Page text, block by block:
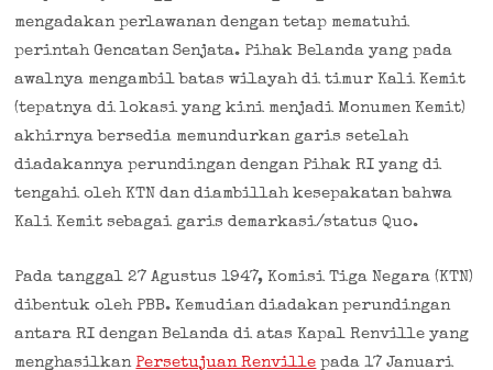
mengadakan perlawanan dengan tetap mematuhi
perintah Gencatan Senjata. Pihak Belanda yang pada
awalnya mengambil batas wilayah di timur Kali Kemit
(tepatnya di lokasi yang kini menjadi Monumen Kemit)
akhirnya bersedia memundurkan garis setelah
diadakannya perundingan dengan Pihak RI yang di
tengahi oleh KTN dan diambillah kesepakatan bahwa
Kali Kemit sebagai garis demarkasi/status Quo.
Pada tanggal 27 Agustus 1947, Komisi Tiga Negara (KTN)
dibentuk oleh PBB. Kemudian diadakan perundingan
antara RI dengan Belanda di atas Kapal Renville yang
menghasilkan Persetujuan Renville pada 17 Januari